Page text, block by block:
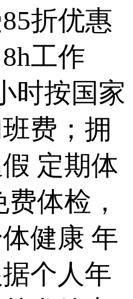
折优惠
工作
时按国家
费；拥
定期体
体检，
健康 年
个人年